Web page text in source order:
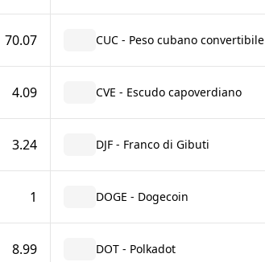
70.07 CUC - Peso cubano convertibile
4.09 CVE - Escudo capoverdiano
3.24 DJF - Franco di Gibuti
1 DOGE - Dogecoin
8.99 DOT - Polkadot